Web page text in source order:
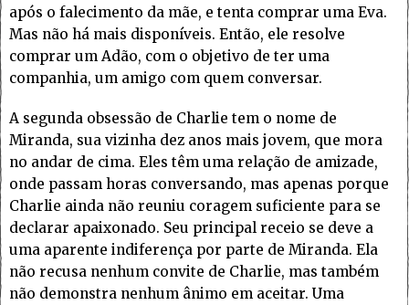
após o falecimento da mãe, e tenta comprar uma Eva.
Mas não há mais disponíveis. Então, ele resolve
comprar um Adão, com o objetivo de ter uma
companhia, um amigo com quem conversar.
A segunda obsessão de Charlie tem o nome de
Miranda, sua vizinha dez anos mais jovem, que mora
no andar de cima. Eles têm uma relação de amizade,
onde passam horas conversando, mas apenas porque
Charlie ainda não reuniu coragem suficiente para se
declarar apaixonado. Seu principal receio se deve a
uma aparente indiferença por parte de Miranda. Ela
não recusa nenhum convite de Charlie, mas também
não demonstra nenhum ânimo em aceitar. Uma